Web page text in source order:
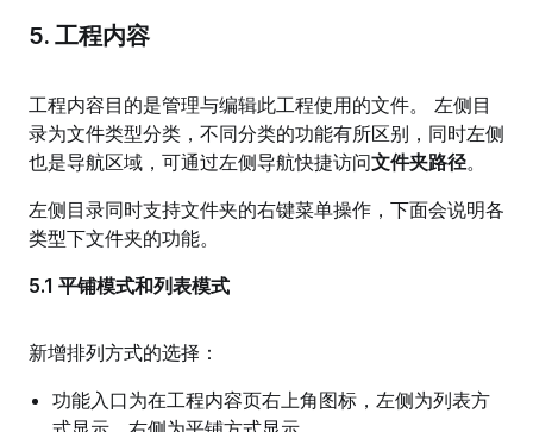
5. 工程内容
工程内容目的是管理与编辑此工程使用的文件。 左侧目
录为文件类型分类，不同分类的功能有所区别，同时左侧
也是导航区域，可通过左侧导航快捷访问文件夹路径。
左侧目录同时支持文件夹的右键菜单操作，下面会说明各
类型下文件夹的功能。
5.1 平铺模式和列表模式
新增排列方式的选择：
功能入口为在工程内容页右上角图标，左侧为列表方